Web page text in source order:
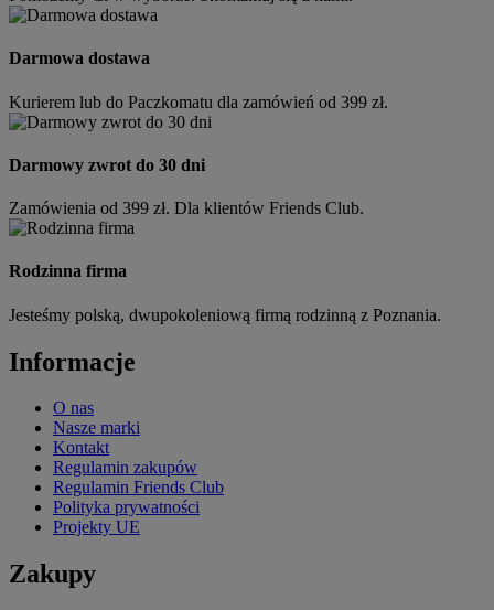
Darmowa dostawa
Kurierem lub do Paczkomatu dla zamówień od 399 zł.
Darmowy zwrot do 30 dni
Zamówienia od 399 zł. Dla klientów Friends Club.
Rodzinna firma
Jesteśmy polską, dwupokoleniową firmą rodzinną z Poznania.
Informacje
O nas
Nasze marki
Kontakt
Regulamin zakupów
Regulamin Friends Club
Polityka prywatności
Projekty UE
Zakupy